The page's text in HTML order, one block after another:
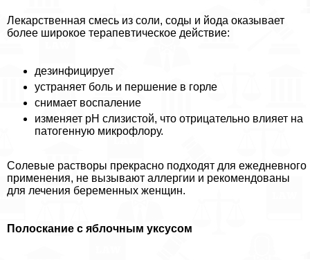
Лекарственная смесь из соли, соды и йода оказывает
более широкое терапевтическое действие:
дезинфицирует
устраняет боль и першение в горле
снимает воспаление
изменяет pH слизистой, что отрицательно влияет на
патогенную микрофлору.
Солевые растворы прекрасно подходят для ежедневного
применения, не вызывают аллергии и рекомендованы
для лечения беременных женщин.
Полоскание с яблочным уксусом